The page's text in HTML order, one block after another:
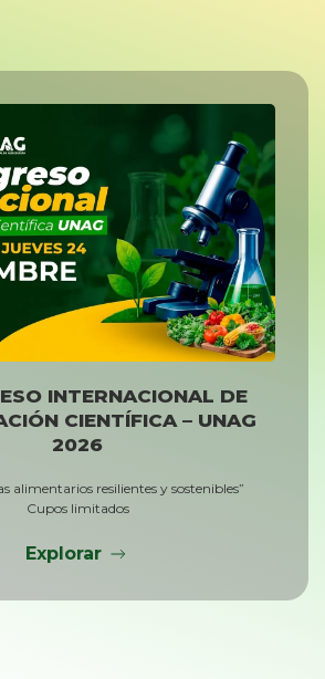
INTERNACIONAL DE
CIENTÍFICA – UNAG
2026
alimentarios resilientes y sostenibles”
Cupos limitados
Explorar